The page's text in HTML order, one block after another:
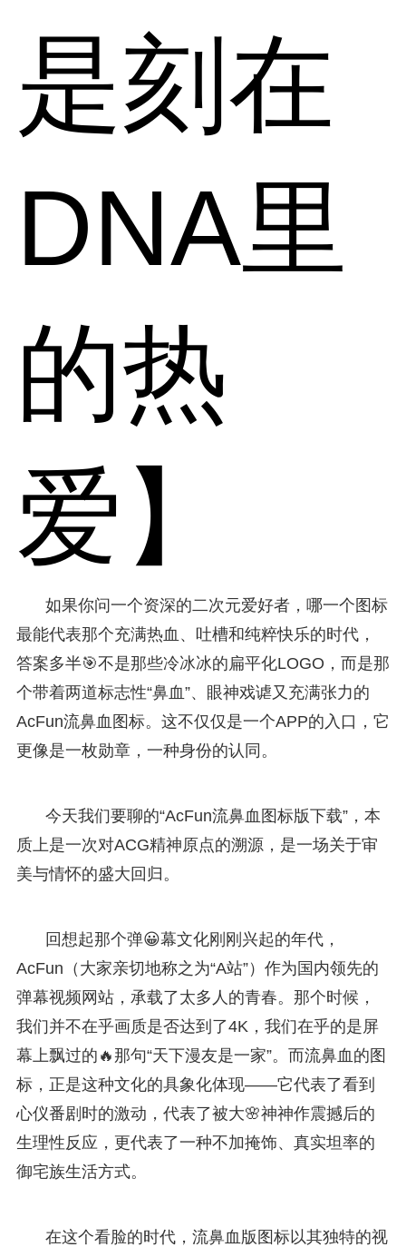
是刻在
DNA里
的热
爱】
如果你问一个资深的二次元爱好者，哪一个图标
最能代表那个充满热血、吐槽和纯粹快乐的时代，
答案多半🎯不是那些冷冰冰的扁平化LOGO，而是那
个带着两道标志性“鼻血”、眼神戏谑又充满张力的
AcFun流鼻血图标。这不仅仅是一个APP的入口，它
更像是一枚勋章，一种身份的认同。
今天我们要聊的“AcFun流鼻血图标版下载”，本
质上是一次对ACG精神原点的溯源，是一场关于审
美与情怀的盛大回归。
回想起那个弹😀幕文化刚刚兴起的年代，
AcFun（大家亲切地称之为“A站”）作为国内领先的
弹幕视频网站，承载了太多人的青春。那个时候，
我们并不在乎画质是否达到了4K，我们在乎的是屏
幕上飘过的🔥那句“天下漫友是一家”。而流鼻血的图
标，正是这种文化的具象化体现——它代表了看到
心仪番剧时的激动，代表了被大🌸神神作震撼后的
生理性反应，更代表了一种不加掩饰、真实坦率的
御宅族生活方式。
在这个看脸的时代，流鼻血版图标以其独特的视